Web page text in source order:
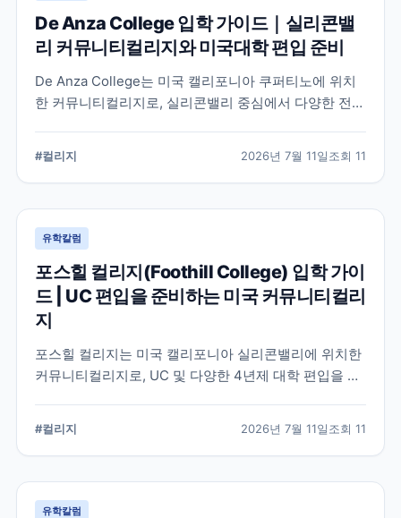
De Anza College 입학 가이드｜실리콘밸
리 커뮤니티컬리지와 미국대학 편입 준비
De Anza College는 미국 캘리포니아 쿠퍼티노에 위치
한 커뮤니티컬리지로, 실리콘밸리 중심에서 다양한 전공
으로 정리했습니다.
#컬리지 2026년 7월 11일조회 11
유학칼럼
포스힐 컬리지(Foothill College) 입학 가이
드 | UC 편입을 준비하는 미국 커뮤니티컬리
지
포스힐 컬리지는 미국 캘리포니아 실리콘밸리에 위치한
커뮤니티컬리지로, UC 및 다양한 4년제 대학 편입을 목
으로 입학 준비에 필요한 내용을 정리했습니다.
#컬리지 2026년 7월 11일조회 11
유학칼럼